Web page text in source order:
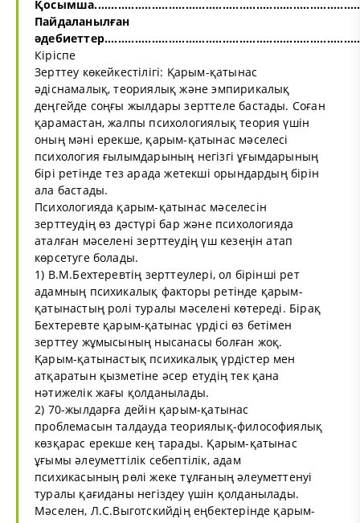
Пайдаланылған
Кіріспе
Зерттеу көкейкестілігі: Қарым-қатынас
әдіснамалық, теориялық және эмпирикалық
деңгейде соңғы жылдары зерттеле бастады. Соған
қарамастан, жалпы психологиялық теория үшін
оның мәні ерекше, қарым-қатынас мәселесі
психология ғылымдарының негізгі ұғымдарының
бірі ретінде тез арада жетекші орындардың бірін
ала бастады.
Психологияда қарым-қатынас мәселесін
зерттеудің өз дәстүрі бар және психологияда
аталған мәселені зерттеудің үш кезеңін атап
көрсетуге болады.
1) В.М.Бехтеревтің зерттеулері, ол бірінші рет
адамның психикалық факторы ретінде қарым-
қатынастың ролі туралы мәселені көтереді. Бірақ
Бехтеревте қарым-қатынас үрдісі өз бетімен
зерттеу жұмысының нысанасы болған жоқ.
Қарым-қатынастық психикалық үрдістер мен
атқаратын қызметіне әсер етудің тек қана
нәтижелік жағы қолданылады.
2) 70-жылдарға дейін қарым-қатынас
проблемасын талдауда теориялық-философиялық
көзқарас ерекше кең тарады. Қарым-қатынас
ұғымы әлеуметтілік себептілік, адам
психикасының рөлі жеке тұлғаның әлеуметтенуі
туралы қағиданы негіздеу үшін қолданылады.
Мәселен, Л.С.Выготскийдің еңбектерінде қарым-